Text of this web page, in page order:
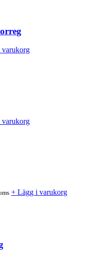
+ Lägg i varukorg